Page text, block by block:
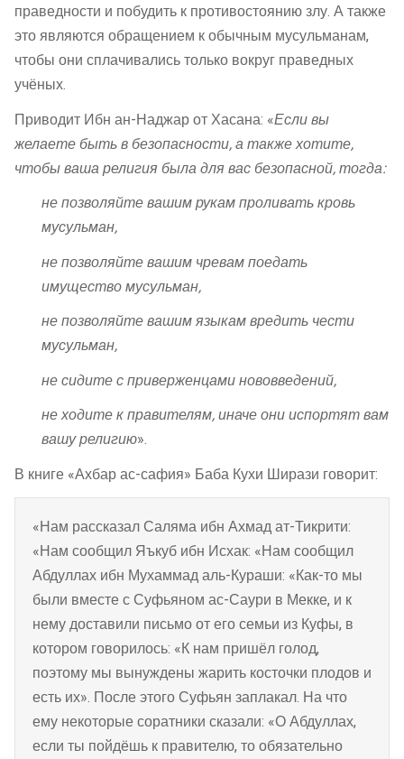
праведности и побудить к противостоянию злу. А также
это являются обращением к обычным мусульманам,
чтобы они сплачивались только вокруг праведных
учёных.
Приводит Ибн ан-Наджар от Хасана: «Если вы
желаете быть в безопасности, а также хотите,
чтобы ваша религия была для вас безопасной, тогда:
не позволяйте вашим рукам проливать кровь
мусульман,
не позволяйте вашим чревам поедать
имущество мусульман,
не позволяйте вашим языкам вредить чести
мусульман,
не сидите с приверженцами нововведений,
не ходите к правителям, иначе они испортят вам
вашу религию».
В книге «Ахбар ас-сафия» Баба Кухи Ширази говорит:
«Нам рассказал Саляма ибн Ахмад ат-Тикрити:
«Нам сообщил Яъкуб ибн Исхак: «Нам сообщил
Абдуллах ибн Мухаммад аль-Кураши: «Как-то мы
были вместе с Суфьяном ас-Саури в Мекке, и к
нему доставили письмо от его семьи из Куфы, в
котором говорилось: «К нам пришёл голод,
поэтому мы вынуждены жарить косточки плодов и
есть их». После этого Суфьян заплакал. На что
ему некоторые соратники сказали: «О Абдуллах,
если ты пойдёшь к правителю, то обязательно